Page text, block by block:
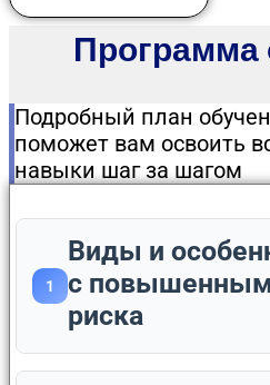
Программа
Подробный план
поможет вам освоить
навыки шаг за шагом
1
Виды и
с
риска